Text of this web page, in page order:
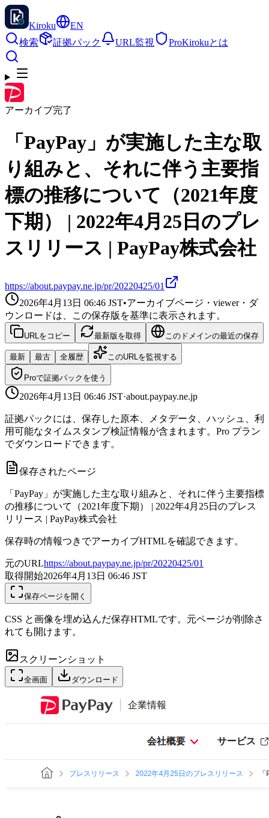
Kiroku
EN
検索
証拠パック URL監視 ProKirokuとは
アーカイブ完了
「PayPay」が実施した主な取
り組みと、それに伴う主要指
標の推移について（2021年度
下期） | 2022年4月25日のプレ
スリリース | PayPay株式会社
https://about.paypay.ne.jp/pr/20220425/01
2026年4月13日 06:46 JST•アーカイブページ・viewer・ダ
ウンロードは、この保存版を基準に表示されます。
URLをコピー 最新版を取得 このドメインの最近の保存
最新 最古 全履歴 このURLを監視する
Proで証拠パックを使う
2026年4月13日 06:46 JST·about.paypay.ne.jp
証拠パックには、保存した原本、メタデータ、ハッシュ、利
用可能なタイムスタンプ検証情報が含まれます。Pro プラン
でダウンロードできます。
保存されたページ
「PayPay」が実施した主な取り組みと、それに伴う主要指標
の推移について（2021年度下期） | 2022年4月25日のプレス
リリース | PayPay株式会社
保存時の情報つきでアーカイブHTMLを確認できます。
元のURLhttps://about.paypay.ne.jp/pr/20220425/01
取得開始2026年4月13日 06:46 JST
保存ページを開く
CSS と画像を埋め込んだ保存HTMLです。元ページが削除さ
れても開けます。
スクリーンショット
全画面 ダウンロード